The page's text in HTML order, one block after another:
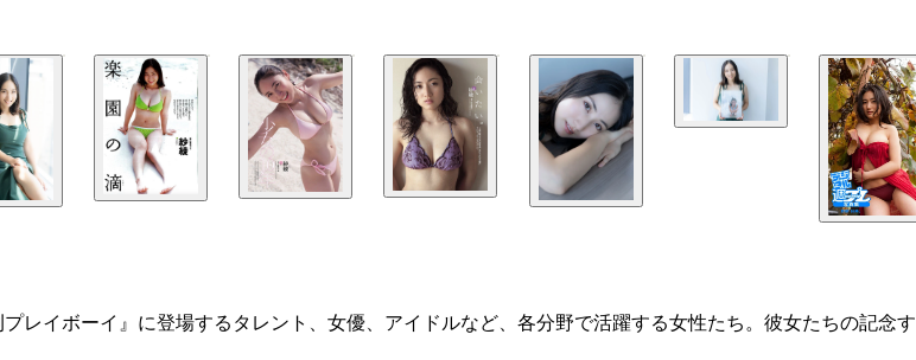
レイボーイ』に登場するタレント、女優、アイドルなど、各分野で活躍する女性たち。彼女たちの記念す